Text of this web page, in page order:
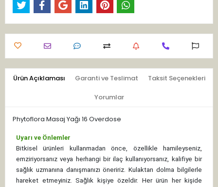
Ürün Açıklaması Garanti ve Teslimat Taksit Seçenekleri
Yorumlar
Phytoflora Masaj Yağı 16 Overdose
Uyarı ve Önlemler
Bitkisel ürünleri kullanmadan önce, özellikle hamileyseniz,
emziriyorsanız veya herhangi bir ilaç kullanıyorsanız, kalifiye bir
sağlık uzmanına danışmanızı öneririz. Kulaktan dolma bilgilerle
hareket etmeyiniz. Sağlık kişiye özeldir. Her ürün her kişide